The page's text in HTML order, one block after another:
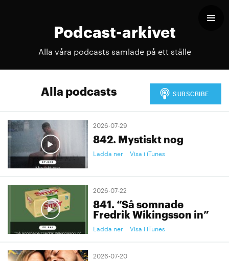
Podcast-arkivet
Alla våra podcasts samlade på ett ställe
Alla podcasts
2026-07-29
842. Mystiskt nog
Ladda ner Visa i iTunes
2026-07-22
841. “Så somnade
Fredrik Wikingsson in”
Ladda ner Visa i iTunes
2026-07-20